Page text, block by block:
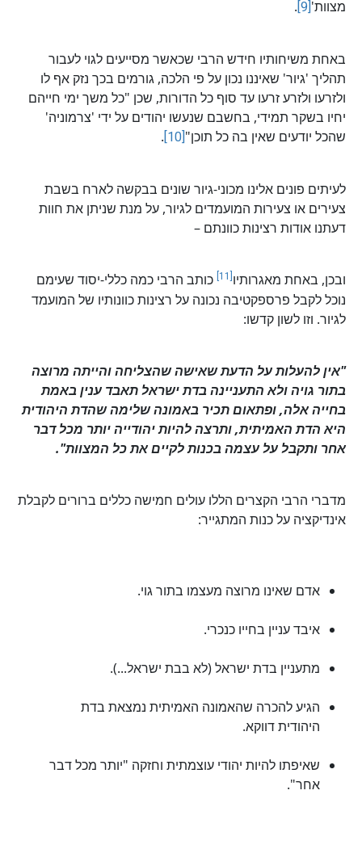
מצוות'[9]
.
באחת משיחותיו חידש הרבי שכאשר מסייעים לגוי לעבור
תהליך 'גיור' שאיננו נכון על פי הלכה, גורמים בכך נזק אף לו
ולזרעו ולזרע זרעו עד סוף כל הדורות, שכן "כל משך ימי חייהם
יחיו בשקר תמידי, בחשבם שנעשו יהודים על ידי 'צרמוניה'
שהכל יודעים שאין בה כל תוכן"[10]
.
לעיתים פונים אלינו מכוני-גיור שונים בבקשה לארח בשבת
צעירים או צעירות המועמדים לגיור, על מנת שניתן את חוות
דעתנו אודות רצינות כוונתם –
ובכן, באחת מאגרותיו[11]
כותב הרבי כמה כללי-יסוד שעימם
נוכל לקבל פרספקטיבה נכונה על רצינות כוונותיו של המועמד
לגיור. וזו לשון קדשו:
"אין להעלות על הדעת שאישה שהצליחה והייתה מרוצה
בתור גויה ולא התעניינה בדת ישראל תאבד ענין באמת
בחייה אלה, ופתאום תכיר באמונה שלימה שהדת היהודית
היא הדת האמיתית, ותרצה להיות יהודייה יותר מכל דבר
אחר ותקבל על עצמה בכנות לקיים את כל המצוות".
מדברי הרבי הקצרים הללו עולים חמישה כללים ברורים לקבלת
אינדיקציה על כנות המתגייר:
אדם שאינו מרוצה מעצמו בתור גוי.
איבד עניין בחייו כנכרי.
מתעניין בדת ישראל (לא בבת ישראל...).
הגיע להכרה שהאמונה האמיתית נמצאת בדת
היהודית דווקא.
שאיפתו להיות יהודי עוצמתית וחזקה "יותר מכל דבר
אחר".